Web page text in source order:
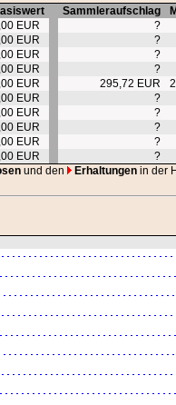
Sammleraufschlag
EUR ?
EUR ?
EUR ?
EUR ?
EUR 295,72 EUR
EUR ?
EUR ?
EUR ?
EUR ?
EUR ?
und den Erhaltungen in der